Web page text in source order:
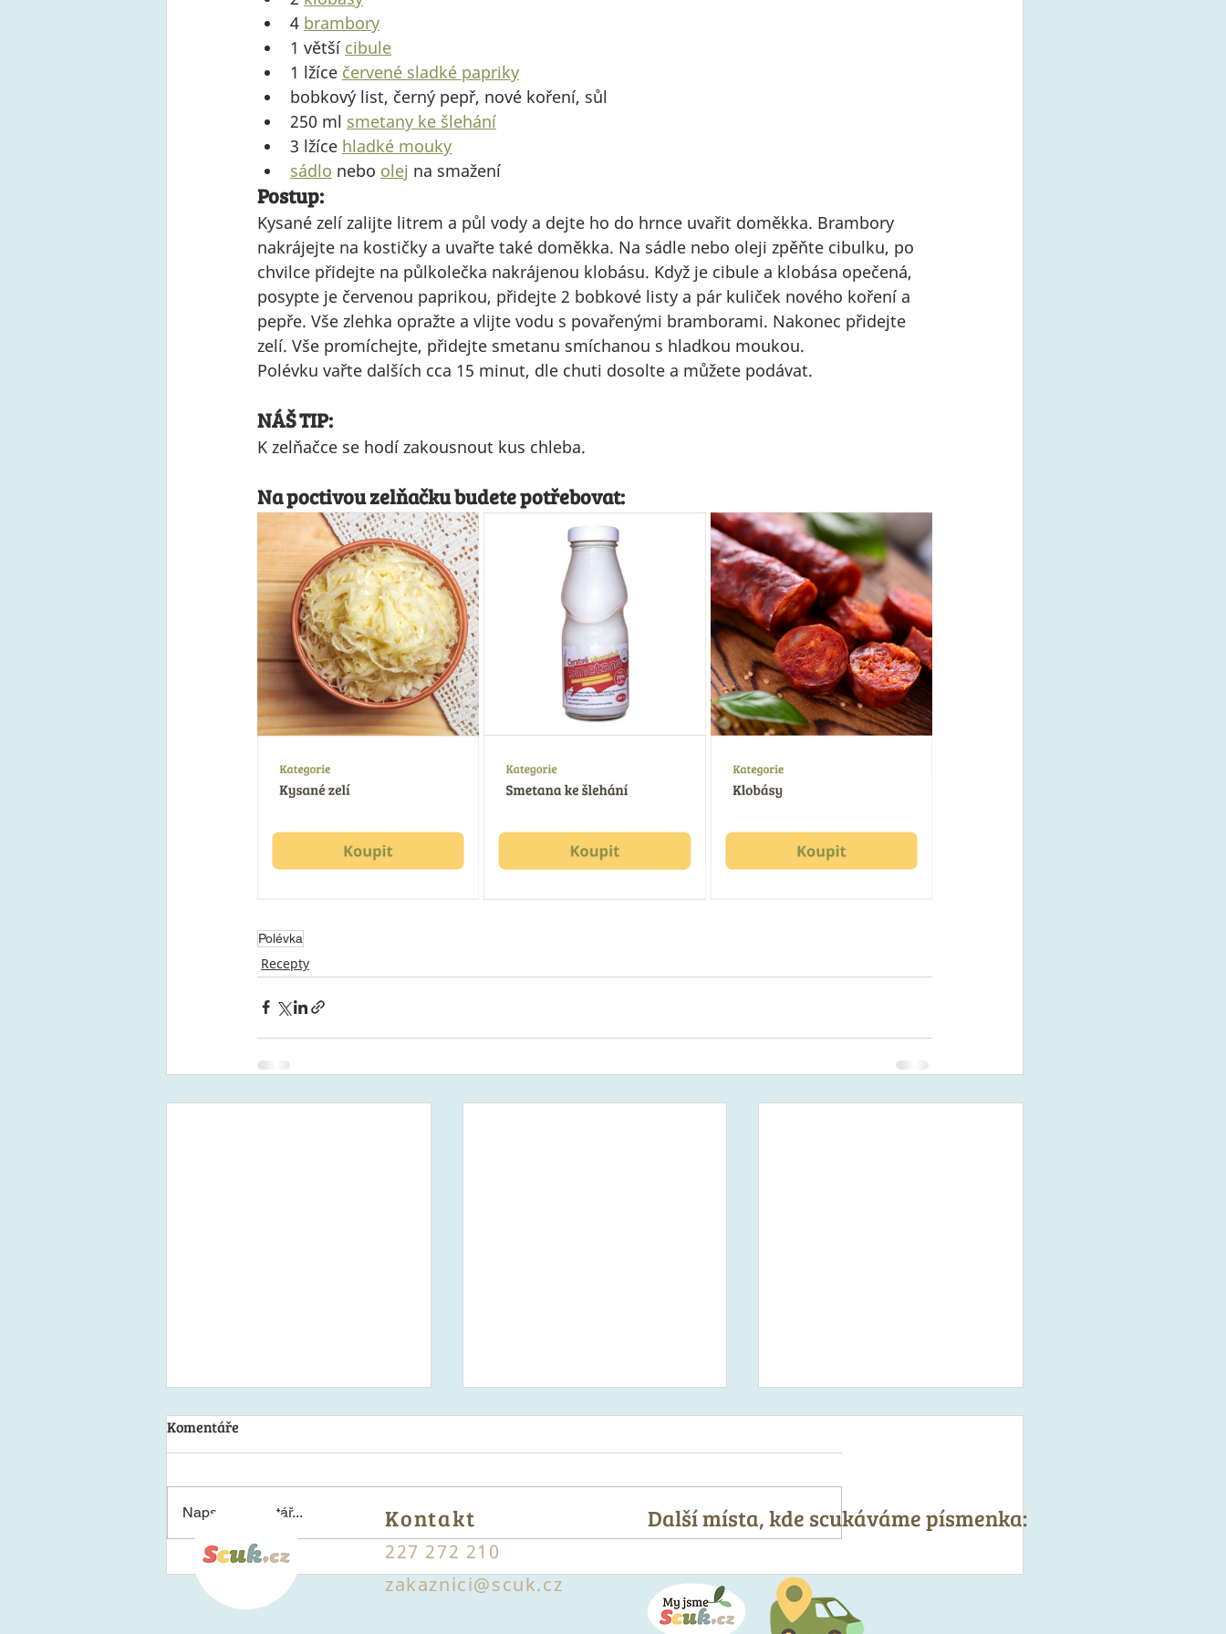
4 brambory
1 větší cibule
1 lžíce červené sladké papriky
bobkový list, černý pepř, nové koření, sůl
250 ml smetany ke šlehání
3 lžíce hladké mouky
sádlo nebo olej na smažení
Postup:
Kysané zelí zalijte litrem a půl vody a dejte ho do hrnce uvařit doměkka. Brambory
nakrájejte na kostičky a uvařte také doměkka. Na sádle nebo oleji zpěňte cibulku, po
chvilce přidejte na půlkolečka nakrájenou klobásu. Když je cibule a klobása opečená,
posypte je červenou paprikou, přidejte 2 bobkové listy a pár kuliček nového koření a
pepře. Vše zlehka opražte a vlijte vodu s povařenými bramborami. Nakonec přidejte
zelí. Vše promíchejte, přidejte smetanu smíchanou s hladkou moukou.
Polévku vařte dalších cca 15 minut, dle chuti dosolte a můžete podávat.
NÁŠ TIP:
K zelňačce se hodí zakousnout kus chleba.
Na poctivou zelňačku budete potřebovat:
Polévka
Recepty
Plněná cuketa a lilek s
čerstvým sýrem
cuket
cuketou a semínky
Komentáře
Napsat komentář... Kontakt
227 272 210
zakaznici@scuk.cz
Další místa, kde scukáváme písmenka: